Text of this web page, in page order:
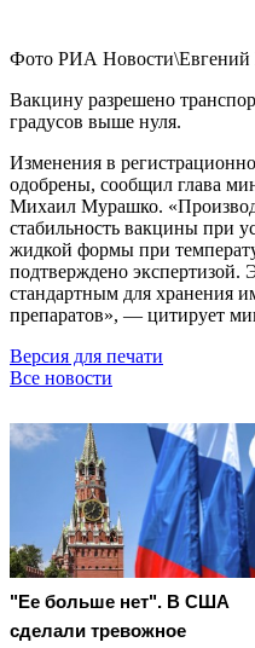
Фото РИА Новости\Евгений
Вакцину разрешено
градусов выше нуля.
Изменения в
одобрены, сообщил глава
Михаил Мурашко.
стабильность вакцины при
жидкой формы при
подтверждено экспертизой.
стандартным для хранения
препаратов», — цитирует
Версия для печати
Все новости
"Ее больше нет". В США
сделали тревожное